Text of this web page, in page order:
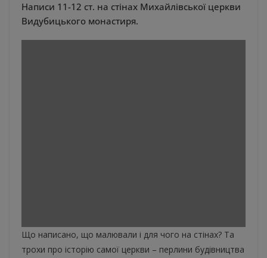
Написи 11-12 ст. на стінах Михайлівської церкви
Видубицького монастиря.
Що написано, що малювали і для чого на стінах? Та
трохи про історію самої церкви – перлини будівництва